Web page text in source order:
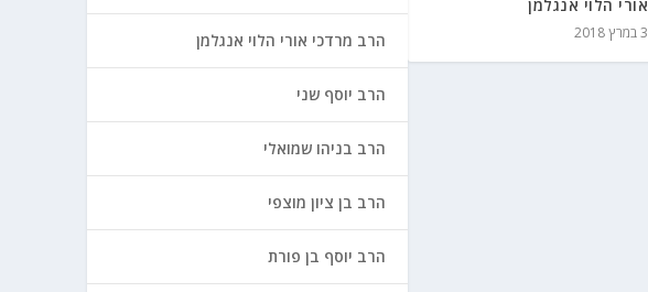
אורי הלוי אנגלמן
3 במרץ 2018 הרב מרדכי אורי הלוי אנגלמן
הרב יוסף שני
הרב בניהו שמואלי
הרב בן ציון מוצפי
הרב יוסף בן פורת